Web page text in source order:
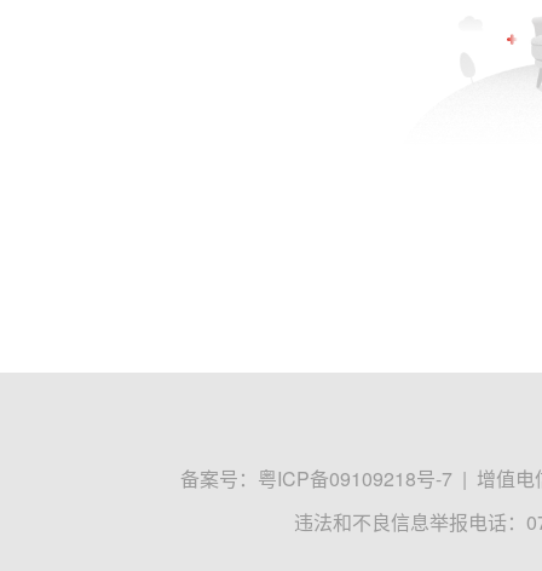
备案号： 粤ICP备09109218号-7 | 增值电
违法和不良信息举报电话：